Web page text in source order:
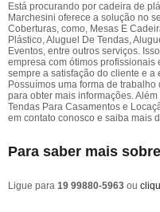
Está procurando por cadeira de
Marchesini oferece a solução no
Coberturas, como, Mesas E
Plástico, Aluguel De Tendas,
Eventos, entre outros serviços.
empresa com ótimos
sempre a satisfação do cliente e
Possuímos uma forma de
para obter mais informações.
Tendas Para Casamentos e
em contato conosco e saiba mais
Para saber mais sobre
Ligue para 19 99880-5963 ou